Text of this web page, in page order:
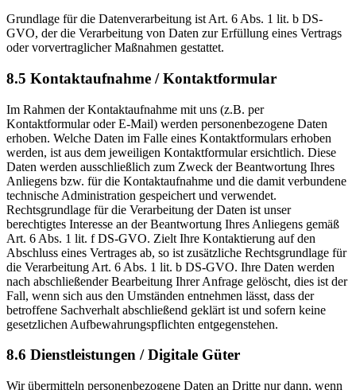
Grundlage für die Datenverarbeitung ist Art. 6 Abs. 1 lit. b DS-
GVO, der die Verarbeitung von Daten zur Erfüllung eines Vertrags
oder vorvertraglicher Maßnahmen gestattet.
8.5 Kontaktaufnahme / Kontaktformular
Im Rahmen der Kontaktaufnahme mit uns (z.B. per
Kontaktformular oder E-Mail) werden personenbezogene Daten
erhoben. Welche Daten im Falle eines Kontaktformulars erhoben
werden, ist aus dem jeweiligen Kontaktformular ersichtlich. Diese
Daten werden ausschließlich zum Zweck der Beantwortung Ihres
Anliegens bzw. für die Kontaktaufnahme und die damit verbundene
technische Administration gespeichert und verwendet.
Rechtsgrundlage für die Verarbeitung der Daten ist unser
berechtigtes Interesse an der Beantwortung Ihres Anliegens gemäß
Art. 6 Abs. 1 lit. f DS-GVO. Zielt Ihre Kontaktierung auf den
Abschluss eines Vertrages ab, so ist zusätzliche Rechtsgrundlage für
die Verarbeitung Art. 6 Abs. 1 lit. b DS-GVO. Ihre Daten werden
nach abschließender Bearbeitung Ihrer Anfrage gelöscht, dies ist der
Fall, wenn sich aus den Umständen entnehmen lässt, dass der
betroffene Sachverhalt abschließend geklärt ist und sofern keine
gesetzlichen Aufbewahrungspflichten entgegenstehen.
8.6 Dienstleistungen / Digitale Güter
Wir übermitteln personenbezogene Daten an Dritte nur dann, wenn